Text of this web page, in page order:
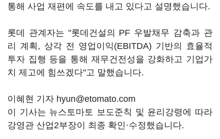
통해 사업 재편에 속도를 내고 있다고 설명했습니다.
롯데 관계자는 "롯데건설의 PF 우발채무 감축과 관
리 계획, 상각 전 영업이익(EBITDA) 기반의 효율적
투자 집행 등을 통해 재무건전성을 강화하고 기업가
치 제고에 힘쓰겠다"고 말했습니다.
이혜현 기자 hyun@etomato.com
이 기사는 뉴스토마토 보도준칙 및 윤리강령에 따라
강영관 산업2부장이 최종 확인·수정했습니다.